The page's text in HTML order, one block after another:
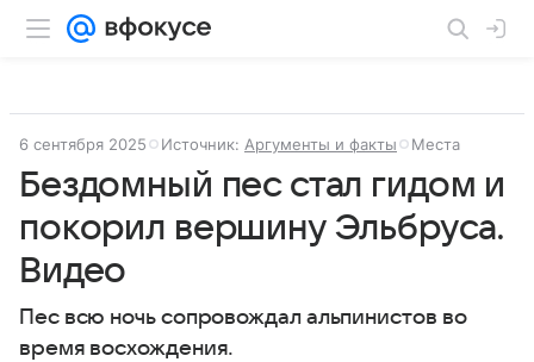
6 сентября 2025 Источник: Аргументы и факты Места
Бездомный пес стал гидом и
покорил вершину Эльбруса.
Видео
Пес всю ночь сопровождал альпинистов во
время восхождения.